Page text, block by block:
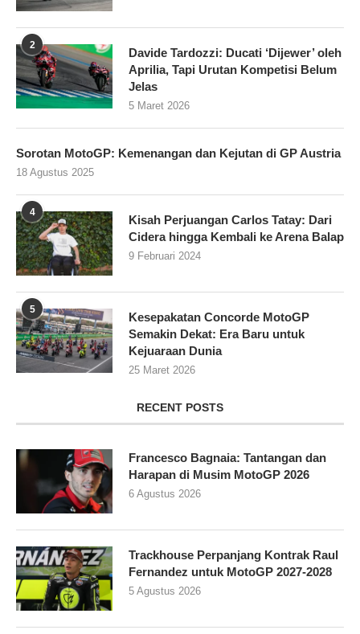
2
Davide Tardozzi: Ducati ‘Dijewer’ oleh
Aprilia, Tapi Urutan Kompetisi Belum
Jelas
5 Maret 2026
Sorotan MotoGP: Kemenangan dan Kejutan di GP Austria
18 Agustus 2025
4
Kisah Perjuangan Carlos Tatay: Dari
Cidera hingga Kembali ke Arena Balap
9 Februari 2024
5
Kesepakatan Concorde MotoGP
Semakin Dekat: Era Baru untuk
Kejuaraan Dunia
25 Maret 2026
RECENT POSTS
Francesco Bagnaia: Tantangan dan
Harapan di Musim MotoGP 2026
6 Agustus 2026
Trackhouse Perpanjang Kontrak Raul
Fernandez untuk MotoGP 2027-2028
5 Agustus 2026